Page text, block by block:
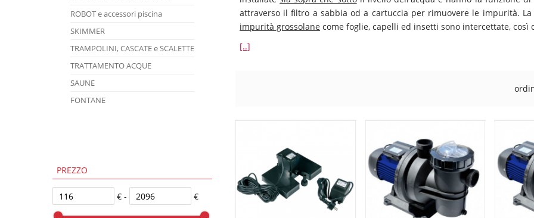
ROBOT e accessori piscina
SKIMMER
TRAMPOLINI, CASCATE e SCALETTE
TRATTAMENTO ACQUE
SAUNE
FONTANE
PREZZO
€ - €
attraverso il filtro a sabbia od a cartuccia per rimuovere le impurità.
impurità grossolane come foglie, capelli ed insetti sono intercettate,
[..]